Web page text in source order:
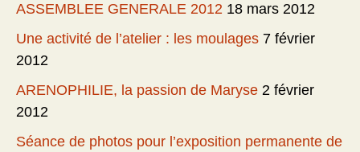
ASSEMBLEE GENERALE 2012 18 mars 2012
Une activité de l’atelier : les moulages 7 février
2012
ARENOPHILIE, la passion de Maryse 2 février
2012
Séance de photos pour l’exposition permanente de